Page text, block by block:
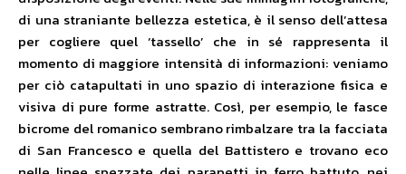
di una straniante bellezza estetica, è il senso dell’attesa
per cogliere quel ‘tassello’ che in sé rappresenta il
momento di maggiore intensità di informazioni: veniamo
per ciò catapultati in uno spazio di interazione fisica e
visiva di pure forme astratte. Così, per esempio, le fasce
bicrome del romanico sembrano rimbalzare tra la facciata
di San Francesco e quella del Battistero e trovano eco